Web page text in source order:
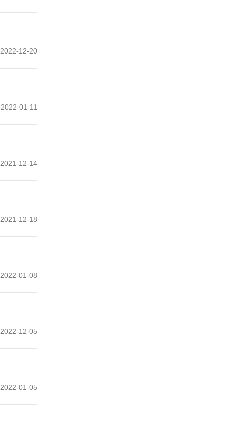
2022-12-20
2022-01-11
2021-12-14
2021-12-18
2022-01-08
2022-12-05
2022-01-05